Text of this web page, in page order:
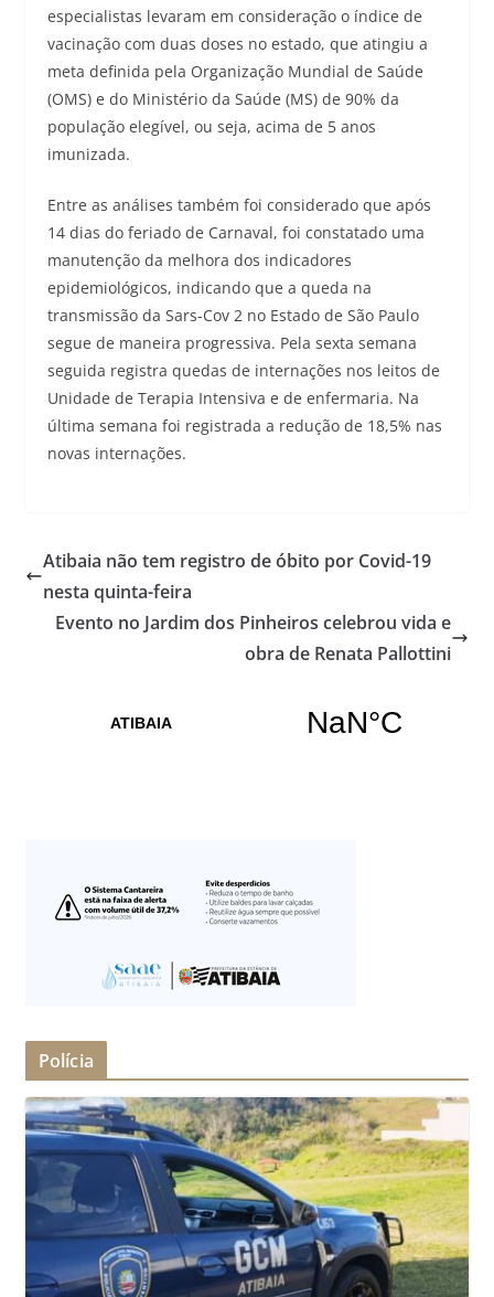
especialistas levaram em consideração o índice de
vacinação com duas doses no estado, que atingiu a
meta definida pela Organização Mundial de Saúde
(OMS) e do Ministério da Saúde (MS) de 90% da
população elegível, ou seja, acima de 5 anos
imunizada.
Entre as análises também foi considerado que após
14 dias do feriado de Carnaval, foi constatado uma
manutenção da melhora dos indicadores
epidemiológicos, indicando que a queda na
transmissão da Sars-Cov 2 no Estado de São Paulo
segue de maneira progressiva. Pela sexta semana
seguida registra quedas de internações nos leitos de
Unidade de Terapia Intensiva e de enfermaria. Na
última semana foi registrada a redução de 18,5% nas
novas internações.
Atibaia não tem registro de óbito por Covid-19
nesta quinta-feira
Evento no Jardim dos Pinheiros celebrou vida e
obra de Renata Pallottini
Polícia